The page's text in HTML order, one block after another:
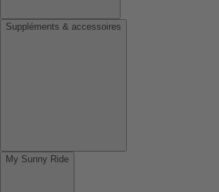
Suppléments & accessoires
My Sunny Ride